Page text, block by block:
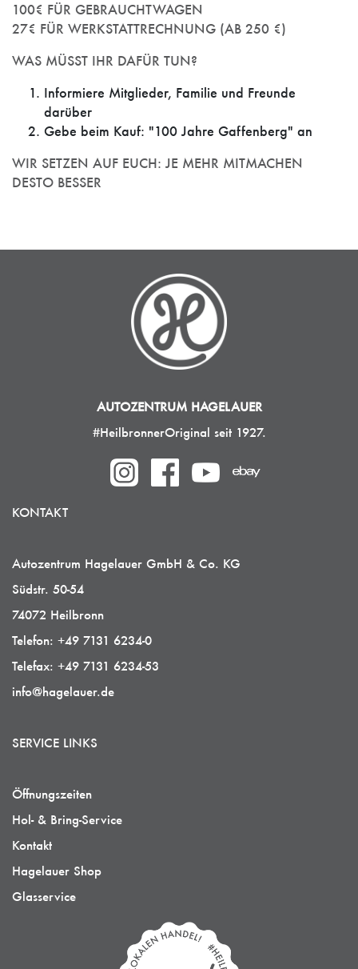
100€ FÜR GEBRAUCHTWAGEN
27€ FÜR WERKSTATTRECHNUNG (AB 250 €)
WAS MÜSST IHR DAFÜR TUN?
Informiere Mitglieder, Familie und Freunde
darüber
Gebe beim Kauf: "100 Jahre Gaffenberg" an
WIR SETZEN AUF EUCH: JE MEHR MITMACHEN
DESTO BESSER
AUTOZENTRUM HAGELAUER
#HeilbronnerOriginal seit 1927.
KONTAKT
Autozentrum Hagelauer GmbH & Co. KG
Südstr. 50-54
74072 Heilbronn
Telefon: +49 7131 6234-0
Telefax: +49 7131 6234-53
info@hagelauer.de
SERVICE LINKS
Öffnungszeiten
Hol- & Bring-Service
Kontakt
Hagelauer Shop
Glasservice